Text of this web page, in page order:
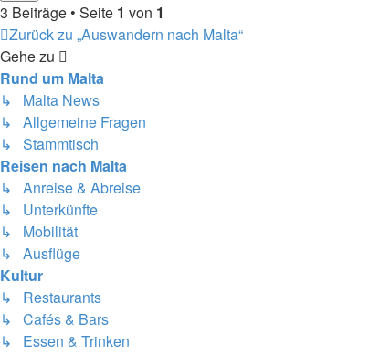
3 Beiträge • Seite 1 von 1
Zurück zu „Auswandern nach Malta“
Gehe zu
Rund um Malta
↳ Malta News
↳ Allgemeine Fragen
↳ Stammtisch
Reisen nach Malta
↳ Anreise & Abreise
↳ Unterkünfte
↳ Mobilität
↳ Ausflüge
Kultur
↳ Restaurants
↳ Cafés & Bars
↳ Essen & Trinken